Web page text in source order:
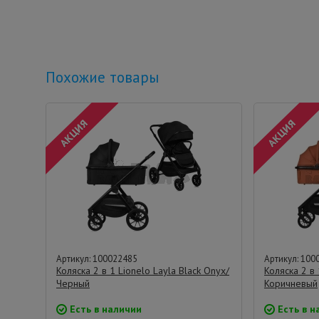
Похожие товары
Артикул: 100022485
Коляска 2 в 1 Lionelo Layla Black Onyx/
Черный
Есть в наличии
Артикул:
Коляска 2
Коричневый
Есть в